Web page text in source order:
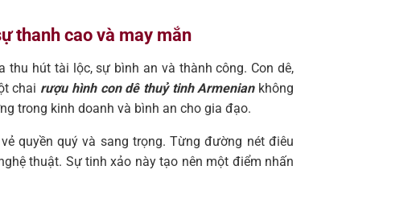
thanh cao và may mắn
hút tài lộc, sự bình an và thành công. Con dê,
chai rượu hình con dê thuỷ tinh Armeniankhông
trong kinh doanh và bình an cho gia đạo.
quyền quý và sang trọng. Từng đường nét điêu
thuật. Sự tinh xảo này tạo nên một điểm nhấn